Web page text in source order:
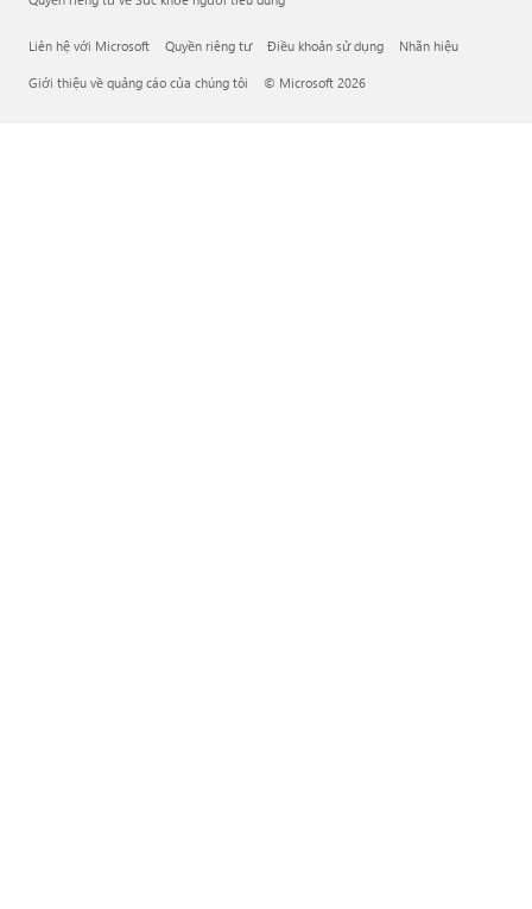
Liên hệ với Microsoft Quyền riêng tư Điều khoản sử dụng Nhãn hiệu
Giới thiệu về quảng cáo của chúng tôi © Microsoft 2026